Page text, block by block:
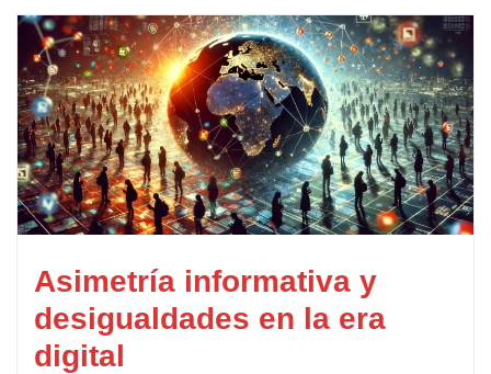
Asimetría informativa y
desigualdades en la era
digital